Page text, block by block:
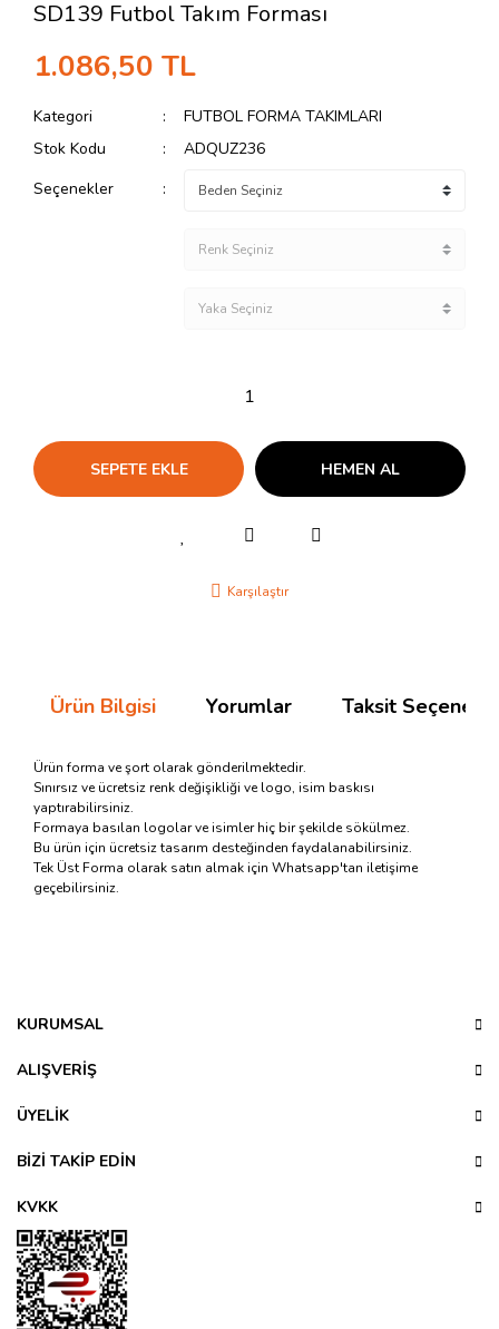
SD139 Futbol Takım Forması
1.086,50 TL
Kategori
FUTBOL FORMA TAKIMLARI
Stok Kodu
ADQUZ236
Seçenekler
SEPETE EKLE HEMEN AL
Karşılaştır
Ürün Bilgisi Yorumlar Taksit
Ürün forma ve şort olarak gönderilmektedir.
Sınırsız ve ücretsiz renk değişikliği ve logo, isim baskısı
yaptırabilirsiniz.
Formaya basılan logolar ve isimler hiç bir şekilde sökülmez.
Bu ürün için ücretsiz tasarım desteğinden faydalanabilirsiniz.
Tek Üst Forma olarak satın almak için Whatsapp'tan iletişime
geçebilirsiniz.
Ürün resmi kalitesiz, bozuk veya görüntülenemiyor.
Ürün fiyatı diğer sitelerden daha pahalı.
KURUMSAL
ALIŞVERİŞ
ÜYELİK
BİZİ TAKİP EDİN
KVKK